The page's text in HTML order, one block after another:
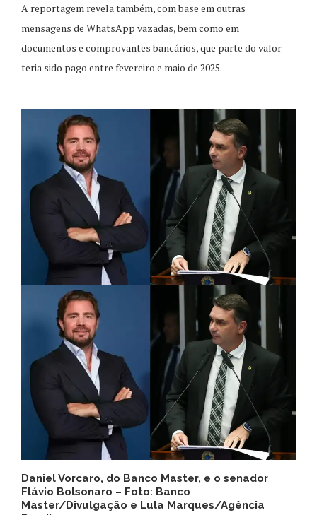
A reportagem revela também, com base em outras
mensagens de WhatsApp vazadas, bem como em
documentos e comprovantes bancários, que parte do valor
teria sido pago entre fevereiro e maio de 2025.
Daniel Vorcaro, do Banco Master, e o senador
Flávio Bolsonaro – Foto: Banco
Master/Divulgação e Lula Marques/Agência